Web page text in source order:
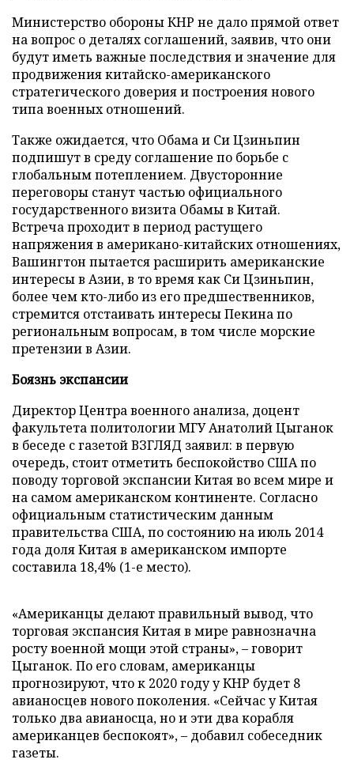
Министерство обороны КНР не дало прямой ответ
на вопрос о деталях соглашений, заявив, что они
будут иметь важные последствия и значение для
продвижения китайско-американского
стратегического доверия и построения нового
типа военных отношений.
Также ожидается, что Обама и Си Цзиньпин
подпишут в среду соглашение по борьбе с
глобальным потеплением. Двусторонние
переговоры станут частью официального
государственного визита Обамы в Китай.
Встреча проходит в период растущего
напряжения в американо-китайских отношениях,
Вашингтон пытается расширить американские
интересы в Азии, в то время как Си Цзиньпин,
более чем кто-либо из его предшественников,
стремится отстаивать интересы Пекина по
региональным вопросам, в том числе морские
претензии в Азии.
Боязнь экспансии
Директор Центра военного анализа, доцент
факультета политологии МГУ Анатолий Цыганок
в беседе с газетой ВЗГЛЯД заявил: в первую
очередь, стоит отметить беспокойство США по
поводу торговой экспансии Китая во всем мире и
на самом американском континенте. Согласно
официальным статистическим данным
правительства США, по состоянию на июль 2014
года доля Китая в американском импорте
составила 18,4% (1-е место).
«Американцы делают правильный вывод, что
торговая экспансия Китая в мире равнозначна
росту военной мощи этой страны», – говорит
Цыганок. По его словам, американцы
прогнозируют, что к 2020 году у КНР будет 8
авианосцев нового поколения. «Сейчас у Китая
только два авианосца, но и эти два корабля
американцев беспокоят», – добавил собеседник
газеты.